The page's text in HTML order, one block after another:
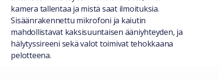
kamera tallentaa ja mistä saat ilmoituksia.
Sisäänrakennettu mikrofoni ja kaiutin
mahdollistavat kaksisuuntaisen ääniyhteyden, ja
hälytyssireeni sekä valot toimivat tehokkaana
pelotteena.